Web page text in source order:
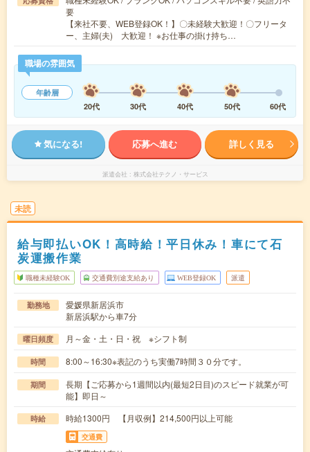
要
【来社不要、WEB登録OK！】〇未経験大歓迎！〇フリータ
ー、主婦(夫) 大歓迎！ ※お仕事の掛け持ち…
職場の雰囲気
年齢層
20代
30代 40代 50代 60代
気になる! 応募へ進む 詳しく見る
派遣会社 株式会社テクノ・サービス
未読
給与即払いOK！高時給！平日休み！車にて石
炭運搬作業
職種未経験OK 交通費別途支給あり WEB登録OK 派遣
勤務地
愛媛県新居浜市
新居浜駅から車7分
曜日頻度 月～金・土・日・祝 ※シフト制
時間 8:00～16:30※表記のうち実働7時間３０分です。
期間
長期【ご応募から1週間以内(最短2日目)のスピード就業が可
能】即日～
時給 時給1300円 【月収例】214,500円以上可能
交通費